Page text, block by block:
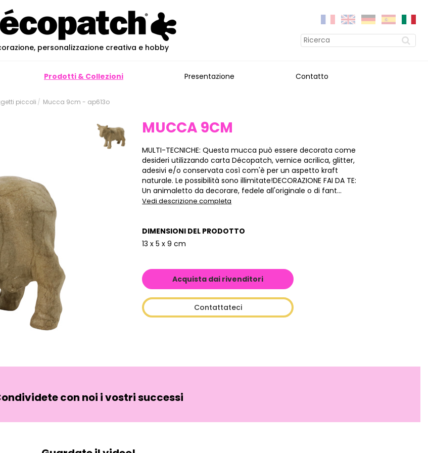
personalizzazione creativa e hobby
Prodotti & Collezioni Presentazione Contatto
piccoli Mucca 9cm - ap613o
MUCCA 9CM
MULTI-TECNICHE: Questa mucca può essere decorata come
desideri utilizzando carta Décopatch, vernice acrilica, glitter,
adesivi e/o conservata così com'è per un aspetto kraft
naturale. Le possibilità sono illimitate!DECORAZIONE FAI DA TE:
Un animaletto da decorare, fedele all'originale o di fant...
Vedi descrizione completa
DIMENSIONI DEL PRODOTTO
13 x 5 x 9 cm
Acquista dai rivenditori
Contattateci
con noi i vostri successi